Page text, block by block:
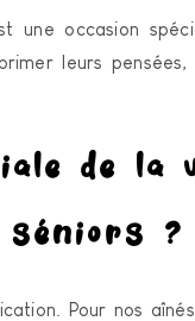
une occasion
leurs
de la
?
Pour nos